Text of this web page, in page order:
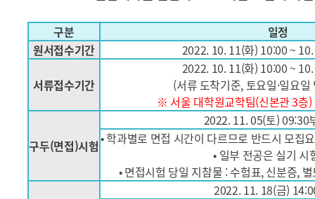
구분
일정
원서접수기간 2022. 10. 11(화) 10:00 ~
서류접수기간
2022. 10. 11(화) 10:00 ~
(서류 도착기준, 토요일·일요
※ 서울 대학원교학팀(신본관 3층
구두(면접)시험
2022. 11. 05(토) 09:30
• 학과별로 면접 시간이 다르므로 반드시 모집
• 일부 전공은 실기 시
• 면접시험 당일 지참물 : 수험표, 신분증,
2022. 11. 18(금)